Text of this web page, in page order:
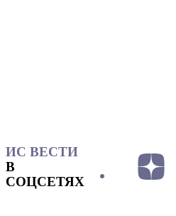
ИС ВЕСТИ
В
СОЦСЕТЯХ